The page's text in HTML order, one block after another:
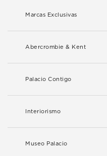
Marcas Exclusivas
Abercrombie & Kent
Palacio Contigo
Interiorismo
Museo Palacio